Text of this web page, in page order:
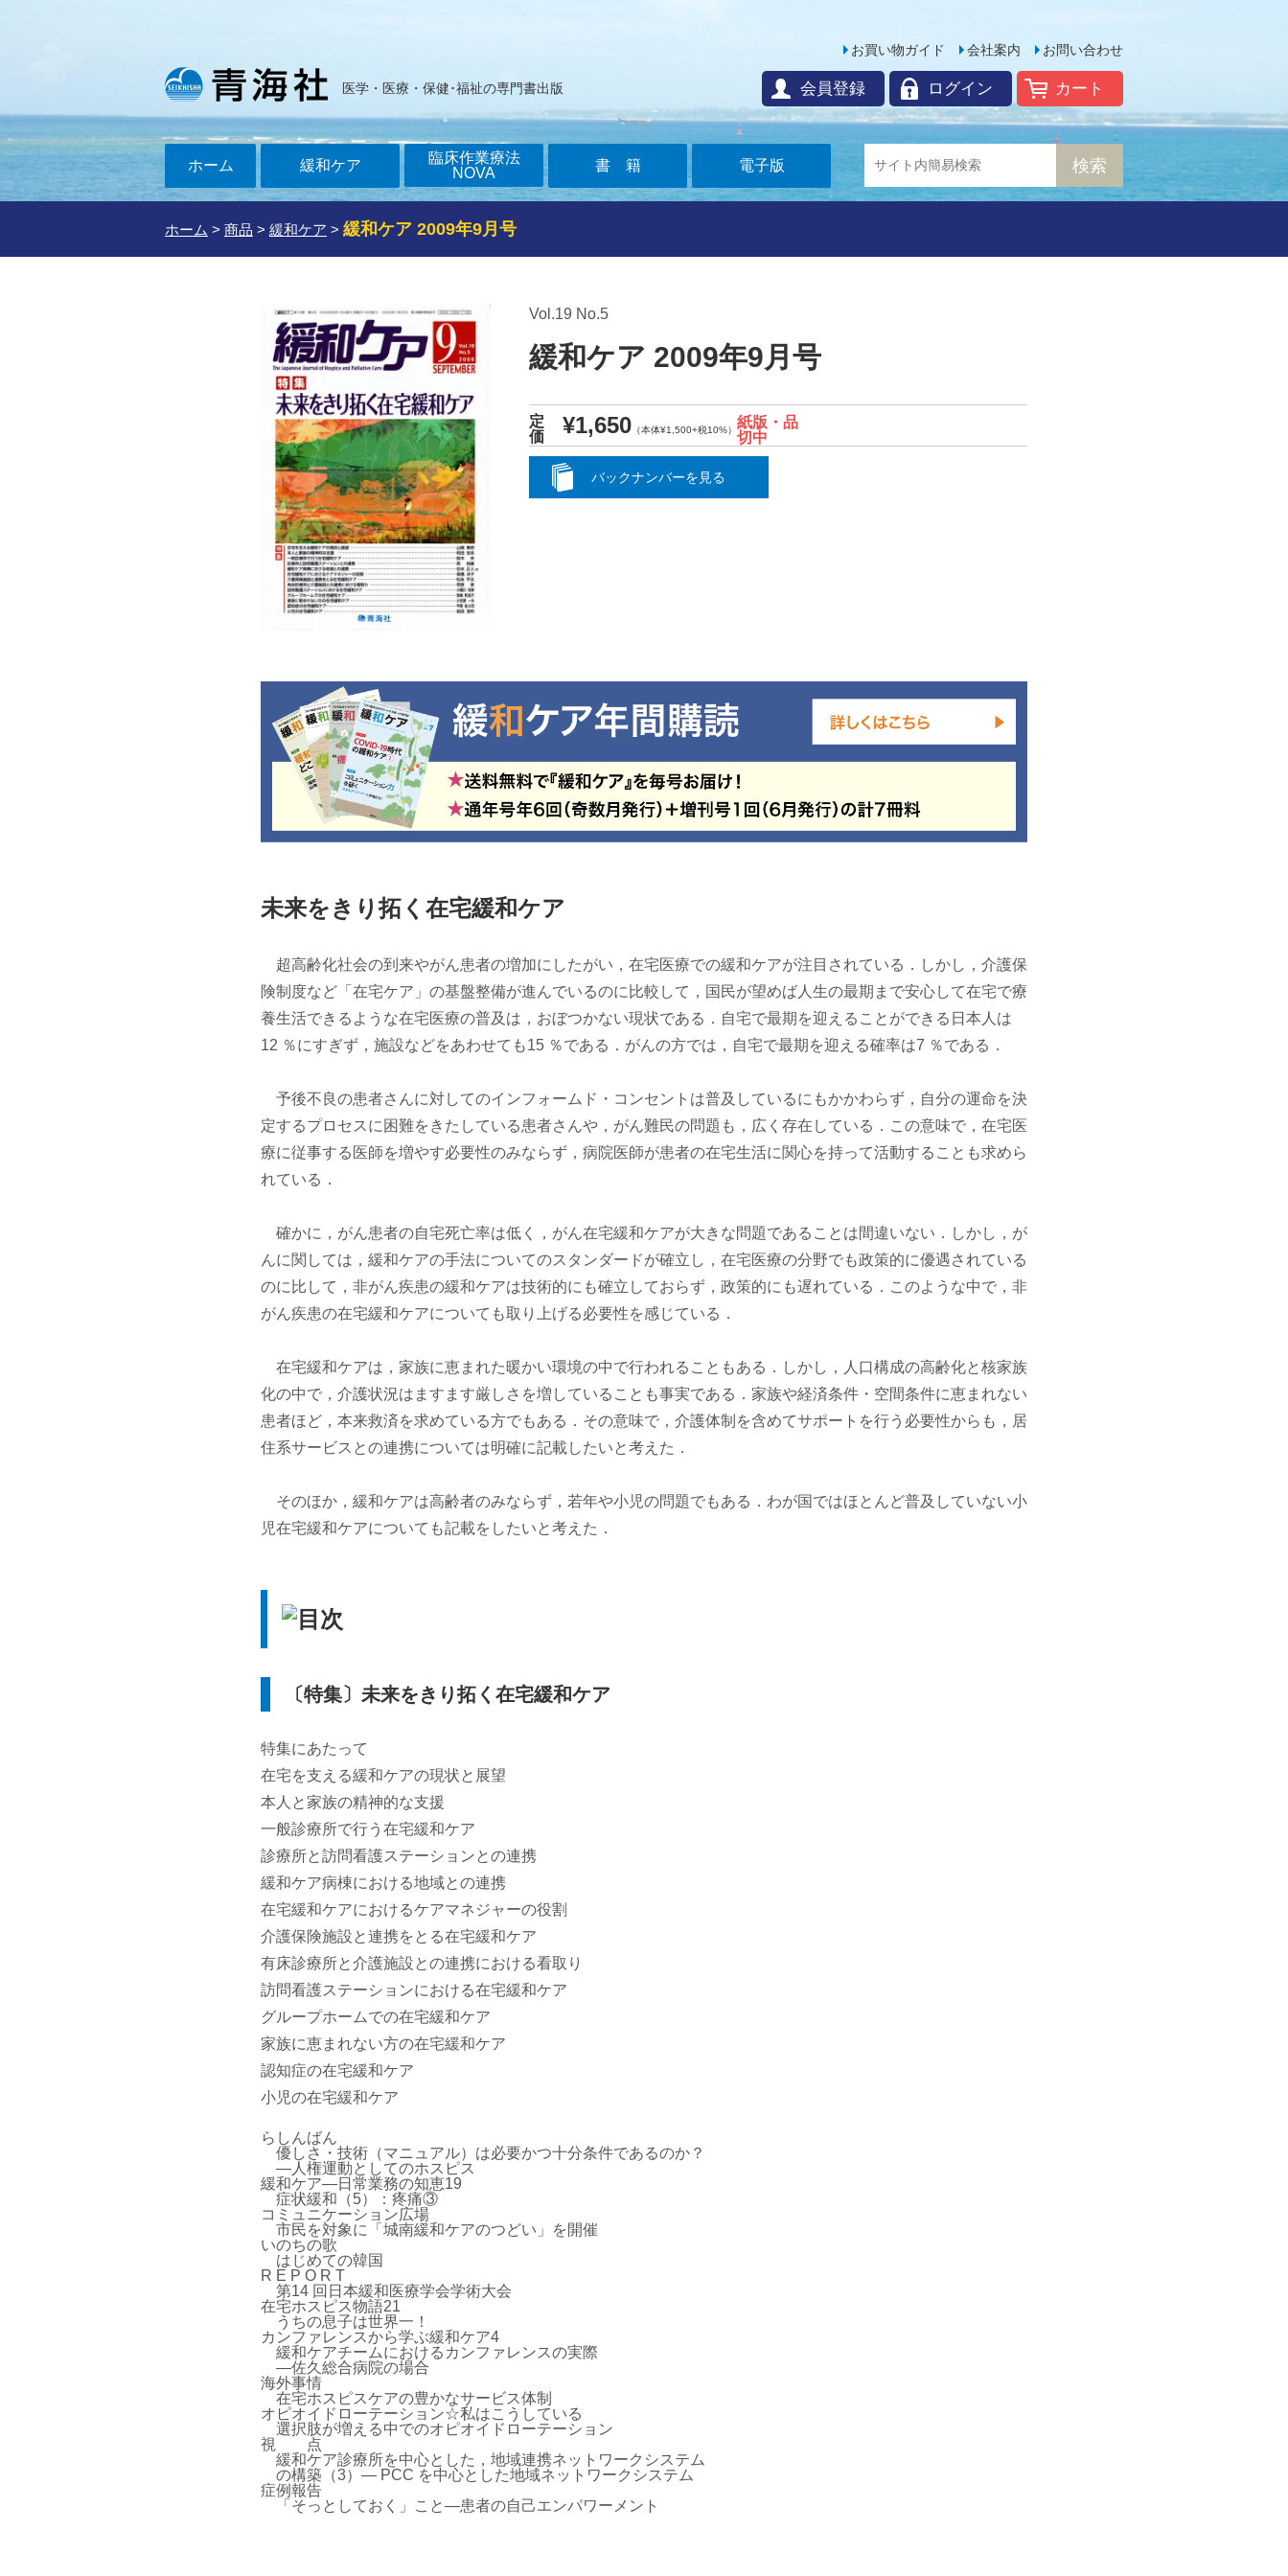
医学・医療・保健･福祉の専門書出版
お問い合わせ
会社案内
お買い物ガイド
カート
ログイン
会員登録
ホーム 緩和ケア
臨床作業療法
NOVA
書籍 電子版
ホーム > 商品 > 緩和ケア > 緩和ケア 2009年9月号
Vol.19 No.5
緩和ケア 2009年9月号
定
価
¥1,650（本体¥1,500+税10%） 紙版・品
切中
バックナンバーを見る
未来をきり拓く在宅緩和ケア
超高齢化社会の到来やがん患者の増加にしたがい，在宅医療での緩和ケアが注目されている．しかし，介護保
険制度など「在宅ケア」の基盤整備が進んでいるのに比較して，国民が望めば人生の最期まで安心して在宅で療
養生活できるような在宅医療の普及は，おぼつかない現状である．自宅で最期を迎えることができる日本人は
12 ％にすぎず，施設などをあわせても15 ％である．がんの方では，自宅で最期を迎える確率は7 ％である．
予後不良の患者さんに対してのインフォームド・コンセントは普及しているにもかかわらず，自分の運命を決
定するプロセスに困難をきたしている患者さんや，がん難民の問題も，広く存在している．この意味で，在宅医
療に従事する医師を増やす必要性のみならず，病院医師が患者の在宅生活に関心を持って活動することも求めら
れている．
確かに，がん患者の自宅死亡率は低く，がん在宅緩和ケアが大きな問題であることは間違いない．しかし，が
んに関しては，緩和ケアの手法についてのスタンダードが確立し，在宅医療の分野でも政策的に優遇されている
のに比して，非がん疾患の緩和ケアは技術的にも確立しておらず，政策的にも遅れている．このような中で，非
がん疾患の在宅緩和ケアについても取り上げる必要性を感じている．
在宅緩和ケアは，家族に恵まれた暖かい環境の中で行われることもある．しかし，人口構成の高齢化と核家族
化の中で，介護状況はますます厳しさを増していることも事実である．家族や経済条件・空間条件に恵まれない
患者ほど，本来救済を求めている方でもある．その意味で，介護体制を含めてサポートを行う必要性からも，居
住系サービスとの連携については明確に記載したいと考えた．
そのほか，緩和ケアは高齢者のみならず，若年や小児の問題でもある．わが国ではほとんど普及していない小
児在宅緩和ケアについても記載をしたいと考えた．
〔特集〕未来をきり拓く在宅緩和ケア
特集にあたって
在宅を支える緩和ケアの現状と展望
本人と家族の精神的な支援
一般診療所で行う在宅緩和ケア
診療所と訪問看護ステーションとの連携
緩和ケア病棟における地域との連携
在宅緩和ケアにおけるケアマネジャーの役割
介護保険施設と連携をとる在宅緩和ケア
有床診療所と介護施設との連携における看取り
訪問看護ステーションにおける在宅緩和ケア
グループホームでの在宅緩和ケア
家族に恵まれない方の在宅緩和ケア
認知症の在宅緩和ケア
小児の在宅緩和ケア
らしんばん
優しさ・技術（マニュアル）は必要かつ十分条件であるのか？
―人権運動としてのホスピス
緩和ケア―日常業務の知恵19
症状緩和（5）：疼痛③
コミュニケーション広場
市民を対象に「城南緩和ケアのつどい」を開催
いのちの歌
はじめての韓国
R E P O R T
第14 回日本緩和医療学会学術大会
在宅ホスピス物語21
うちの息子は世界一！
カンファレンスから学ぶ緩和ケア4
緩和ケアチームにおけるカンファレンスの実際
―佐久総合病院の場合
海外事情
在宅ホスピスケアの豊かなサービス体制
オピオイドローテーション☆私はこうしている
選択肢が増える中でのオピオイドローテーション
視 点
緩和ケア診療所を中心とした，地域連携ネットワークシステム
の構築（3）― PCC を中心とした地域ネットワークシステム
症例報告
「そっとしておく」こと―患者の自己エンパワーメント